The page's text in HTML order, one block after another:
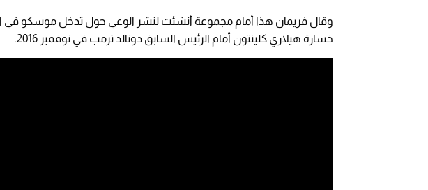
وقال فريمان هذا أمام مجموعة أنشئت لنشر الوعي حول تدخل موسكو في
خسارة هيلاري كلينتون أمام الرئيس السابق دونالد ترمب في نوفمبر 2016.